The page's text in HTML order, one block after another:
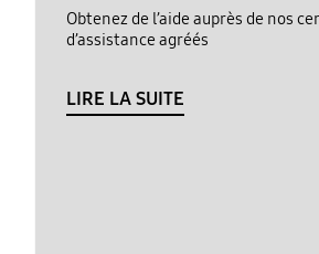
Obtenez de l’aide auprès de nos
d’assistance agréés
LIRE LA SUITE